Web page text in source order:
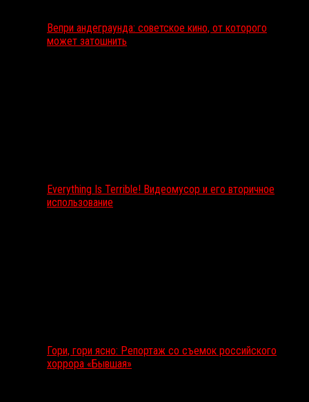
Вепри андеграунда: советское кино, от которого
может затошнить
Everything Is Terrible! Видеомусор и его вторичное
использование
Гори, гори ясно: Репортаж со съемок российского
хоррора «Бывшая»